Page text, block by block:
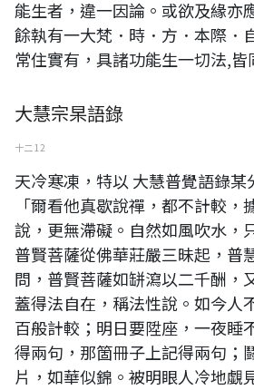
能生者，違一因論。或欲及緣亦
餘執有一大梵．時．方．本際．
常住實有，具諸功能生一切法,皆
大慧宗杲語錄
十二 12
天冷寒凍，特以 大慧普覺語錄某
「爾看他真歇說禪，都不計較，
說，更無滯礙。自然如風吹水，
普賢菩薩從佛華莊嚴三昧起，普
問，普賢菩薩如缾瀉以二千酬，
蓋得法自在，稱法性說。如今人
百般計較；明日要陞座，一夜睡
得兩句，那箇冊子上記得兩句；
片，如華似錦。被明眼人冷地覷